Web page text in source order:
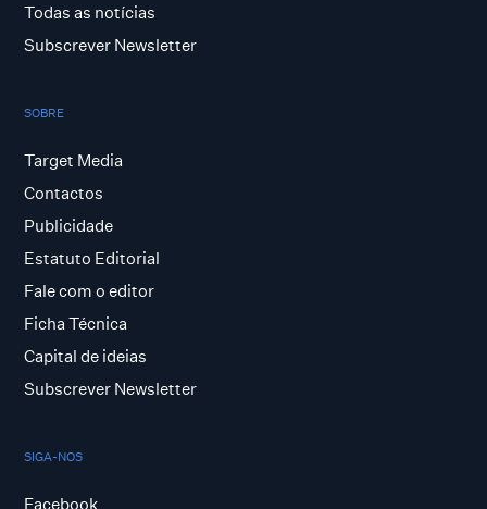
Todas as notícias
Subscrever Newsletter
SOBRE
Target Media
Contactos
Publicidade
Estatuto Editorial
Fale com o editor
Ficha Técnica
Capital de ideias
Subscrever Newsletter
SIGA-NOS
Facebook